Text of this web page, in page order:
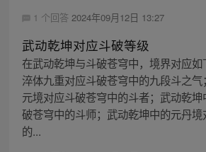
1 个回答 2024年09月12日 13:27
武动乾坤对应斗破等级
在武动乾坤与斗破苍穹中，境界对应
淬体九重对应斗破苍穹中的九段斗之
元境对应斗破苍穹中的斗者；武动乾
破苍穹中的斗师；武动乾坤中的元丹
的...